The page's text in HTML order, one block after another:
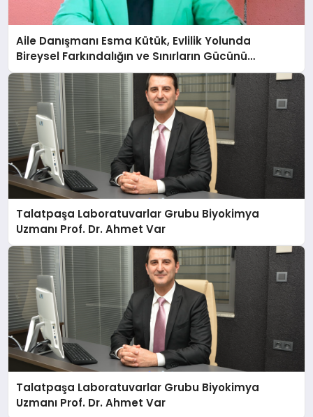
Aile Danışmanı Esma Kütük, Evlilik Yolunda
Bireysel Farkındalığın ve Sınırların Gücünü
Anlatıyor
Talatpaşa Laboratuvarlar Grubu Biyokimya
Uzmanı Prof. Dr. Ahmet Var
Talatpaşa Laboratuvarlar Grubu Biyokimya
Uzmanı Prof. Dr. Ahmet Var